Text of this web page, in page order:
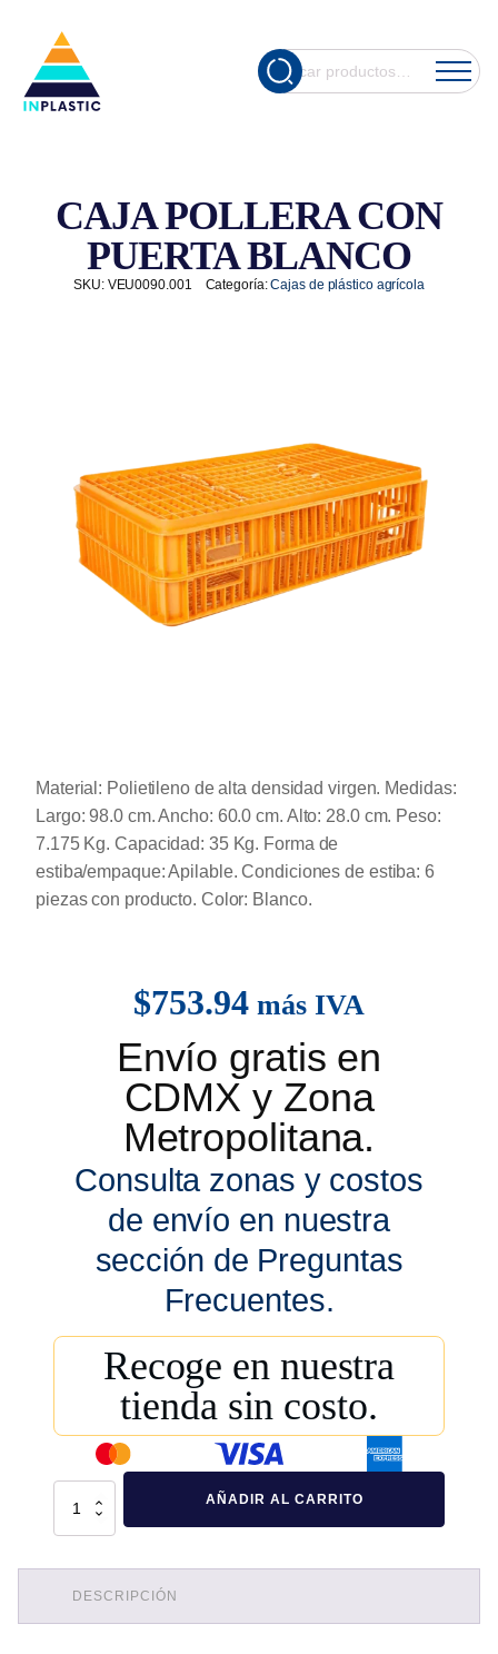
Buscar
por:
Cuando hay
CAJA POLLERA CON
PUERTA BLANCO
SKU: VEU0090.001 Categoría:Cajas de plástico agrícola
Material: Polietileno de alta densidad virgen. Medidas:
Largo: 98.0 cm. Ancho: 60.0 cm. Alto: 28.0 cm. Peso:
7.175 Kg. Capacidad: 35 Kg. Forma de
estiba/empaque: Apilable. Condiciones de estiba: 6
piezas con producto. Color: Blanco.
$753.94 más IVA
Envío gratis en
CDMX y Zona
Metropolitana.
Consulta zonas y costos
de envío en nuestra
sección de Preguntas
Frecuentes.
Recoge en nuestra
tienda sin costo.
Pollera
AÑADIR AL CARRITO
DESCRIPCIÓN